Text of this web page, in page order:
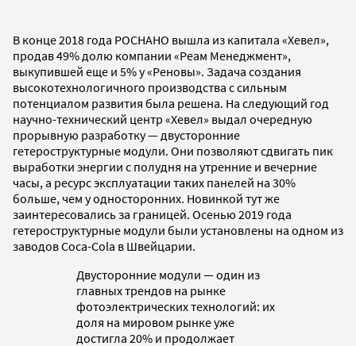
В конце 2018 года РОСНАНО вышла из капитала «Хевел»,
продав 49% долю компании «Реам Менеджмент»,
выкупившей еще и 5% у «Реновы». Задача создания
высокотехнологичного производства с сильным
потенциалом развития была решена. На следующий год
научно-технический центр «Хевел» выдал очередную
прорывную разработку — двусторонние
гетероструктурные модули. Они позволяют сдвигать пик
выработки энергии с полудня на утренние и вечерние
часы, а ресурс эксплуатации таких панелей на 30%
больше, чем у односторонних. Новинкой тут же
заинтересовались за границей. Осенью 2019 года
гетероструктурные модули были установлены на одном из
заводов Coca-Cola в Швейцарии.
Двусторонние модули — один из
главных трендов на рынке
фотоэлектрических технологий: их
доля на мировом рынке уже
достигла 20% и продолжает